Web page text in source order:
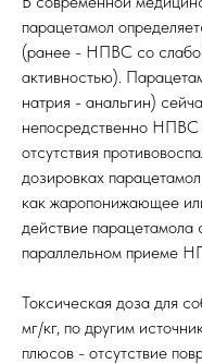
парацетамол
(ранее - НПВС со
активностью).
натрия - анальгин)
непосредственно НПВС
отсутствия
дозировках
как жаропонижающее
действие парацетамола
параллельном приеме
Токсическая доза для
мг/кг, по другим
плюсов - отсутствие